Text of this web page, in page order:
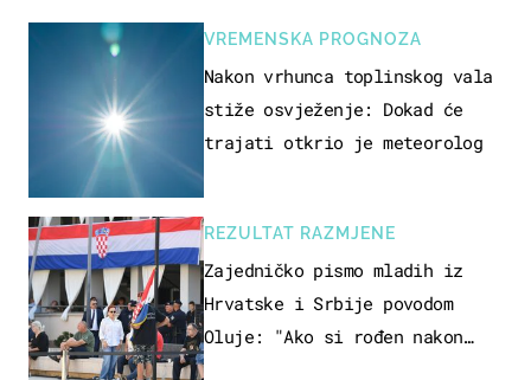
VREMENSKA PROGNOZA
Nakon vrhunca toplinskog vala
stiže osvježenje: Dokad će
trajati otkrio je meteorolog
REZULTAT RAZMJENE
Zajedničko pismo mladih iz
Hrvatske i Srbije povodom
Oluje: "Ako si rođen nakon